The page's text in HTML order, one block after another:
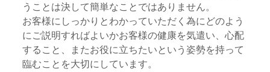
うことは決して簡単なことではありません。
お客様にしっかりとわかっていただく為にどのよう
にご説明すればよいかお客様の健康を気遣い、心配
すること、またお役に立ちたいという姿勢を持って
臨むことを大切にしています。